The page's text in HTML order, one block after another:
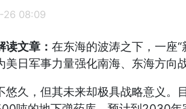
08:09
读文章：在东海的波涛之下，一座
美日军事力量强化南海、东海方向
悠久，但其未来却极具战略意义